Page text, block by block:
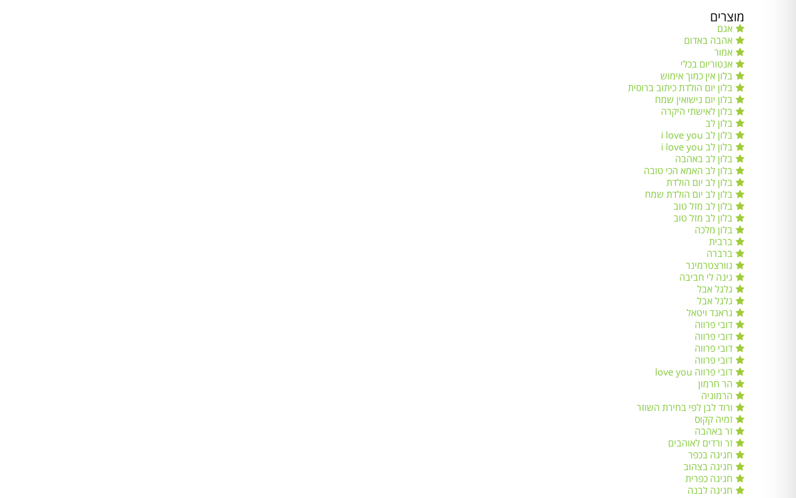
מוצרים
אגם
אהבה באדום
אמור
אנטוריום בכלי
בלון אין כמוך אימוש
בלון יום הולדת כיתוב ברוסית
בלון יום נישואין שמח
בלון לאישתי היקרה
בלון לב
בלון לב i love you
בלון לב i love you
בלון לב באהבה
בלון לב האמא הכי טובה
בלון לב יום הולדת
בלון לב יום הולדת שמח
בלון לב מזל טוב
בלון לב מזל טוב
בלון מלכה
ברבית
ברברה
גוורצטרמינר
גינה לי חביבה
גלגל אבל
גלגל אבל
גראנד ויטאל
דובי פרווה
דובי פרווה
דובי פרווה
דובי פרווה
דובי פרווה love you
הר חרמון
הרמוניה
ורוד לבן לפי בחירת השוזר
זמיה קקוס
זר באהבה
זר ורדים לאוהבים
חגיגה בכפר
חגיגה בצהוב
חגיגה כפרית
חגיגה לבנה